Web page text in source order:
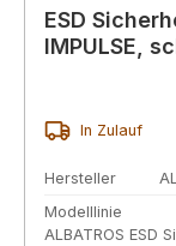
ESD
IMPULSE,
In Zulauf
Hersteller
Modelllinie
ALBATROS ESD